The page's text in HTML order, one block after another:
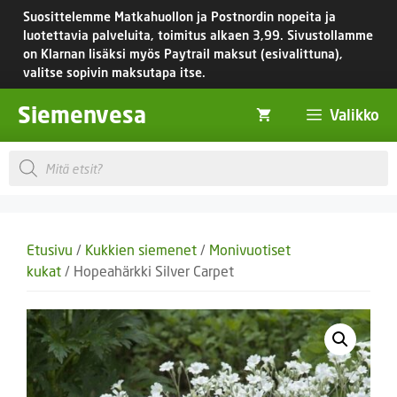
Siirry
sisältöön
Suosittelemme Matkahuollon ja Postnordin nopeita ja
luotettavia palveluita, toimitus alkaen 3,99. Sivustollamme
on Klarnan lisäksi myös Paytrail maksut (esivalittuna),
valitse sopivin maksutapa itse.
Siemenvesa Valikko
Products
search
Etusivu / Kukkien siemenet / Monivuotiset
kukat / Hopeahärkki Silver Carpet